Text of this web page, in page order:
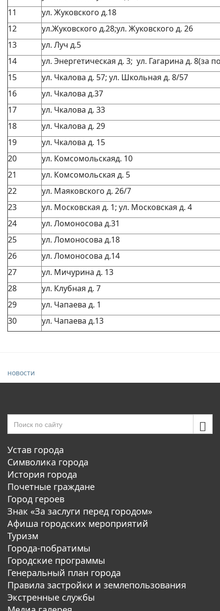
11
ул. Жуковского д.18
12
ул.Жуковского д.28;ул. Жуковского д. 26
13
ул. Луч д.5
14
ул. Энергетическая д. 3; ул. Гагарина д. 8(за
15
ул. Чкалова д. 57; ул. Школьная д. 8/57
16
ул. Чкалова д.37
17
ул. Чкалова д. 33
18
ул. Чкалова д. 29
19
ул. Чкалова д. 15
20
ул. Комсомольскаяд. 10
21
ул. Комсомольская д. 5
22
ул. Маяковского д. 26/7
23
ул. Московская д. 1; ул. Московская д. 4
24
ул. Ломоносова д.31
25
ул. Ломоносова д.18
26
ул. Ломоносова д.14
27
ул. Мичурина д. 13
28
ул. Клубная д. 7
29
ул. Чапаева д. 1
30
ул. Чапаева д.13
новости
Устав города
Символика города
История города
Почетные граждане
Город героев
Знак «За заслуги перед городом»
Афиша городских мероприятий
Туризм
Города-побратимы
Городские программы
Генеральный план города
Правила застройки и землепользования
Экстренные службы